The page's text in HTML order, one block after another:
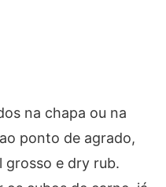
na chapa ou na
ponto de agrado,
grosso e dry rub.